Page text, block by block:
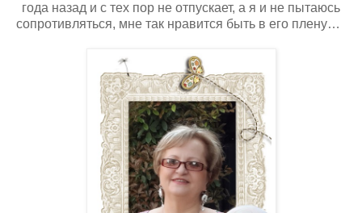
года назад и с тех пор не отпускает, а я и не пытаюсь
сопротивляться, мне так нравится быть в его плену…